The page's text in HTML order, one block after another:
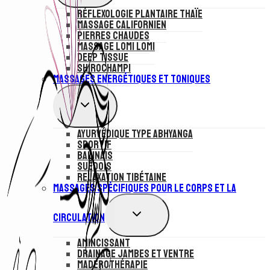
MENU
ENFANT
Réflexologie plantaire Thaïe
Massage Californien
Pierres Chaudes
Massage Lomi Lomi
Deep Tissue
Shirochampi
Massages Energétiques et Toniques
OUVRIR/FERMER
MENU
ENFANT
Ayurvédique Type Abhyanga
Sportif
Balinais
Suédois
Relaxation Tibétaine
Massages Spécifiques pour le Corps et la
Circulation OUVRIR/FERMER
MENU
ENFANT
Amincissant
Drainage jambes et ventre
Maderothérapie